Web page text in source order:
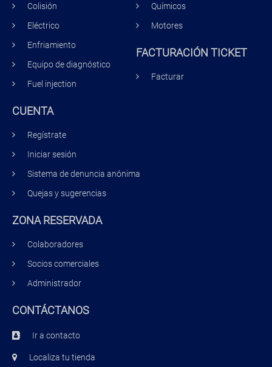
Colisión
Eléctrico
Enfriamiento
Equipo de diagnóstico
Fuel injection
Químicos
Motores
FACTURACIÓN TICKET
Facturar
CUENTA
Regístrate
Iniciar sesión
Sistema de denuncia anónima
Quejas y sugerencias
ZONA RESERVADA
Colaboradores
Socios comerciales
Administrador
CONTÁCTANOS
Ir a contacto
Localiza tu tienda